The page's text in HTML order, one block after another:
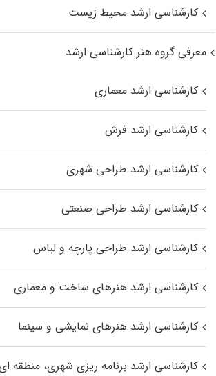
کارشناسی ارشد محیط زیست
معرفی گروه هنر کارشناسی ارشد
کارشناسی ارشد معماری
کارشناسی ارشد فرش
کارشناسی ارشد طراحی شهری
کارشناسی ارشد طراحی صنعتی
کارشناسی ارشد طراحی پارچه و لباس
کارشناسی ارشد هنرهای ساخت و معماری
کارشناسی ارشد هنرهای نمایشی و سینما
کارشناسی ارشد برنامه ریزی شهری، منطقه‌